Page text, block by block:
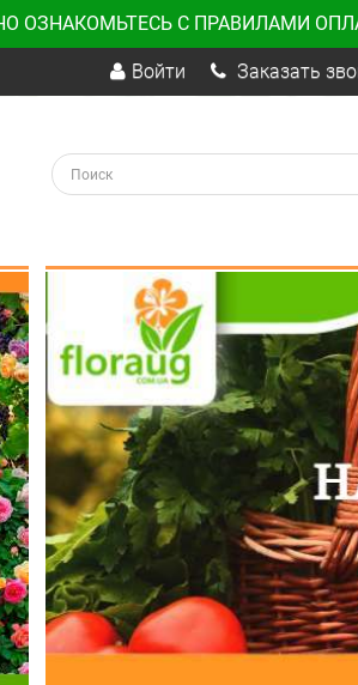
ОЗНАКОМЬТЕСЬ С ПРАВИЛАМИ
Войти Заказать